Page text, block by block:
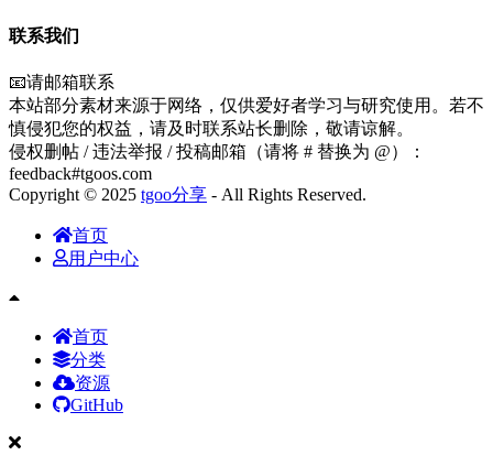
联系我们
📧请邮箱联系
本站部分素材来源于网络，仅供爱好者学习与研究使用。若不
慎侵犯您的权益，请及时联系站长删除，敬请谅解。
侵权删帖 / 违法举报 / 投稿邮箱（请将 # 替换为 @）：
feedback#tgoos.com
Copyright © 2025 tgoo分享 - All Rights Reserved.
首页
用户中心
首页
分类
资源
GitHub